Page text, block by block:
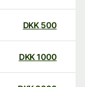
500
DKK
1000
DKK